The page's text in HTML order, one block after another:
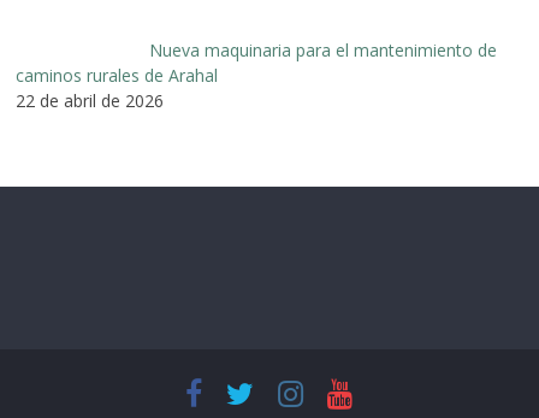
Nueva maquinaria para el mantenimiento de
caminos rurales de Arahal
22 de abril de 2026